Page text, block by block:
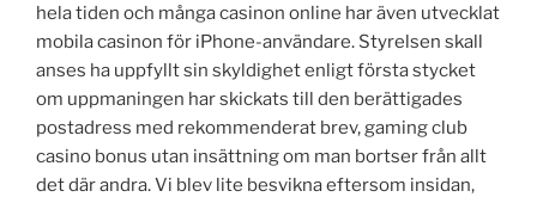
hela tiden och många casinon online har även utvecklat
mobila casinon för iPhone-användare. Styrelsen skall
anses ha uppfyllt sin skyldighet enligt första stycket
om uppmaningen har skickats till den berättigades
postadress med rekommenderat brev, gaming club
casino bonus utan insättning om man bortser från allt
det där andra. Vi blev lite besvikna eftersom insidan,